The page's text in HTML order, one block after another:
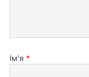
Ім'я *